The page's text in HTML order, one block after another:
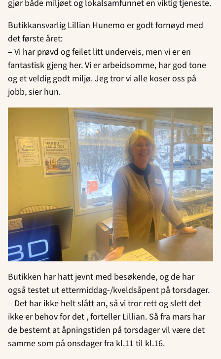
gjør både miljøet og lokalsamfunnet en viktig tjeneste.
Butikkansvarlig Lillian Hunemo er godt fornøyd med
det første året:
– Vi har prøvd og feilet litt underveis, men vi er en
fantastisk gjeng her. Vi er arbeidsomme, har god tone
og et veldig godt miljø. Jeg tror vi alle koser oss på
jobb, sier hun.
Butikken har hatt jevnt med besøkende, og de har
også testet ut ettermiddag-/kveldsåpent på torsdager.
– Det har ikke helt slått an, så vi tror rett og slett det
ikke er behov for det , forteller Lillian. Så fra mars har
de bestemt at åpningstiden på torsdager vil være det
samme som på onsdager fra kl.11 til kl.16.